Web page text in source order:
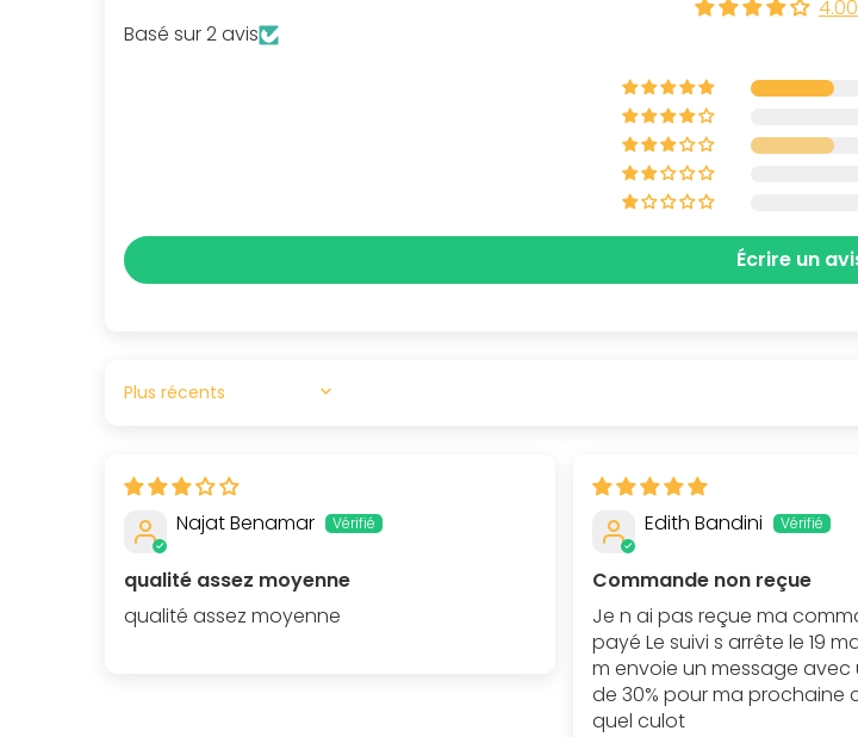
Basé sur 2 avis
Écrire un
SORT BY
Najat Benamar
qualité assez moyenne
qualité assez moyenne
Edith Bandini
Commande non reçue
Je n ai pas reçue ma
payé Le suivi s arrête le 19
m envoie un message
de 30% pour ma prochaine
quel culot